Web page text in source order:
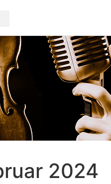
2024